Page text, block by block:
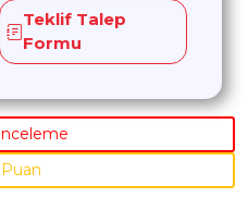
Teklif Talep
Formu